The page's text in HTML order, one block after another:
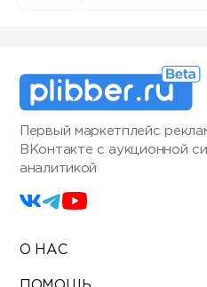
Первый маркетплейс
ВКонтакте с аукционной
аналитикой
О НАС